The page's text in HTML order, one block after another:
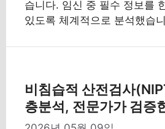
습니다. 임신 중 필수 정보를
있도록 체계적으로 분석했습
비침습적 산전검사
층분석, 전문가가 검증